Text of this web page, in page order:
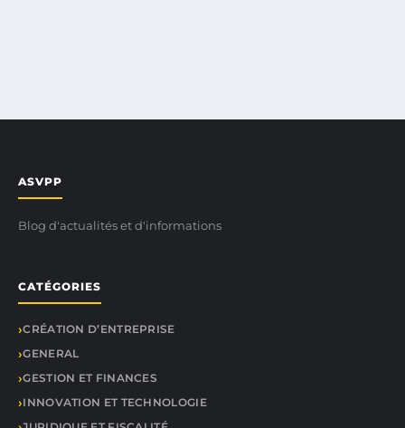
ASVPP
Blog d'actualités et d'informations
CATÉGORIES
CRÉATION D’ENTREPRISE
GENERAL
GESTION ET FINANCES
INNOVATION ET TECHNOLOGIE